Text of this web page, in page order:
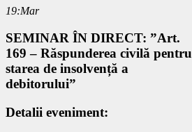
19:Mar
SEMINAR ÎN DIRECT: ”Art.
169 – Răspunderea civilă pentru
starea de insolvență a
debitorului”
Detalii eveniment: